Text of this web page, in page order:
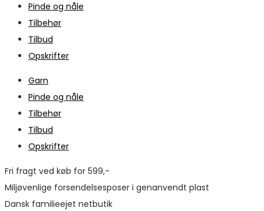
Pinde og nåle
Tilbehør
Tilbud
Opskrifter
Garn
Pinde og nåle
Tilbehør
Tilbud
Opskrifter
Fri fragt ved køb for 599,-
Miljøvenlige forsendelsesposer i genanvendt plast
Dansk familieejet netbutik